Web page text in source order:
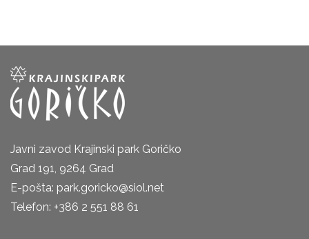
Javni zavod Krajinski park Goričko
Grad 191, 9264 Grad
E-pošta: park.goricko@siol.net
Telefon: +386 2 551 88 61